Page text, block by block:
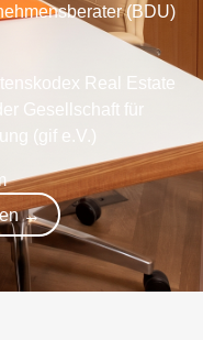
(BDU)
Real Estate
Gesellschaft für
(gif e.V.)
→